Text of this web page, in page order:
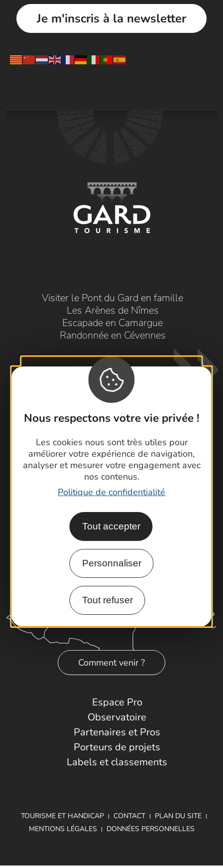
Nous respectons votre vie privée !
Les cookies nous sont très utiles pour
améliorer votre expérience de navigation,
analyser et mesurer votre engagement avec
nos contenus.
Politique de confidentialité
Tout accepter
Personnaliser
Tout refuser
Je m'inscris à la newsletter
Visiter le Pont du Gard en famille
Les Arènes de Nîmes
Escapade en Camargue
Randonnée en Cévennes
Contactez-nous !
Foire aux questions
Brochures
Cartoguides et Topoguides
Latitude Gard
Comment venir ?
Espace Pro
Observatoire
Partenaires et Pros
Porteurs de projets
Labels et classements
TOURISME ET HANDICAP CONTACT
PLAN DU SITE
MENTIONS LÉGALES
DONNÉES PERSONNELLES